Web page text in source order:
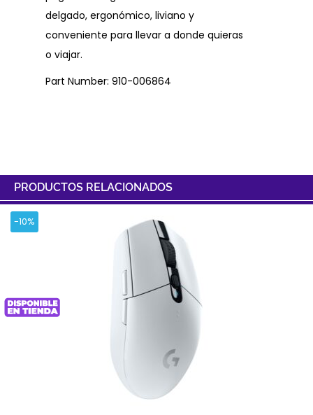
delgado, ergonómico, liviano y
conveniente para llevar a donde quieras
o viajar.
Part Number: 910-006864
PRODUCTOS RELACIONADOS
-10%